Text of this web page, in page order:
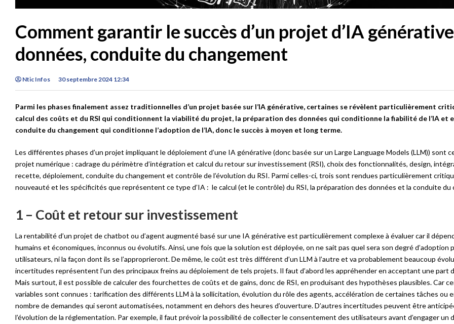
Comment garantir le succès d’un projet d’IA
données, conduite du changement
Ntic Infos 30 septembre 2024 12:34
Parmi les phases finalement assez traditionnelles d’un projet basée sur l’IA générative, certaines se révèlent particulièrement
calcul des coûts et du RSI qui conditionnent la viabilité du projet, la préparation des données qui conditionne la fiabilité de l’IA et
conduite du changement qui conditionne l’adoption de l’IA, donc le succès à moyen et long terme.
Les différentes phases d’un projet impliquant le déploiement d’une IA générative (donc basée sur un Large Language Models (LLM)) sont
projet numérique : cadrage du périmètre d’intégration et calcul du retour sur investissement (RSI), choix des fonctionnalités, design,
recette, déploiement, conduite du changement et contrôle de l’évolution du RSI. Parmi celles-ci, trois sont rendues particulièrement
nouveauté et les spécificités que représentent ce type d’IA : le calcul (et le contrôle) du RSI, la préparation des données et la conduite du
1 – Coût et retour sur investissement
La rentabilité d’un projet de chatbot ou d’agent augmenté basé sur une IA générative est particulièrement complexe à évaluer car il
humains et économiques, inconnus ou évolutifs. Ainsi, une fois que la solution est déployée, on ne sait pas quel sera son degré d’adoption
utilisateurs, ni la façon dont ils se l’approprieront. De même, le coût est très différent d’un LLM à l’autre et va probablement beaucoup
incertitudes représentent l’un des principaux freins au déploiement de tels projets. Il faut d’abord les appréhender en acceptant une part
Mais surtout, il est possible de calculer des fourchettes de coûts et de gains, donc de RSI, en produisant des hypothèses plausibles. Car
variables sont connues : tarification des différents LLM à la sollicitation, évolution du rôle des agents, accélération de certaines tâches ou
nombre de demandes qui seront automatisées, notamment en dehors des heures d’ouverture. D’autres incertitudes peuvent être
l’évolution de la réglementation. Par exemple, il faut prévoir la possibilité de collecter le consentement des utilisateurs avant d’engager un